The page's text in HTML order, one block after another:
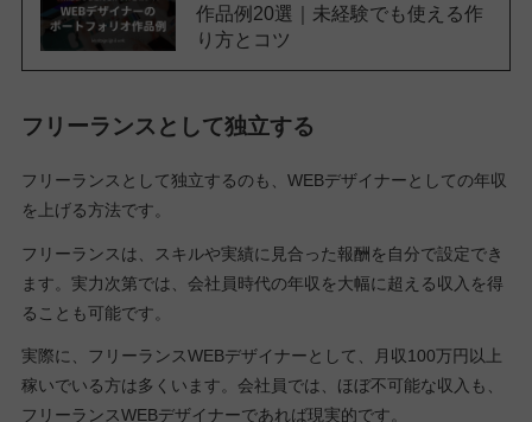
作品例20選｜未経験でも使える作
り方とコツ
フリーランスとして独立する
フリーランスとして独立するのも、WEBデザイナーとしての年収
を上げる方法です。
フリーランスは、スキルや実績に見合った報酬を自分で設定でき
ます。実力次第では、会社員時代の年収を大幅に超える収入を得
ることも可能です。
実際に、フリーランスWEBデザイナーとして、月収100万円以上
稼いでいる方は多くいます。会社員では、ほぼ不可能な収入も、
フリーランスWEBデザイナーであれば現実的です。